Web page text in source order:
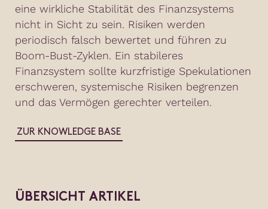
eine wirkliche Stabilität des Finanzsystems
nicht in Sicht zu sein. Risiken werden
periodisch falsch bewertet und führen zu
Boom-Bust-Zyklen. Ein stabileres
Finanzsystem sollte kurzfristige Spekulationen
erschweren, systemische Risiken begrenzen
und das Vermögen gerechter verteilen.
ZUR KNOWLEDGE BASE
ÜBERSICHT ARTIKEL